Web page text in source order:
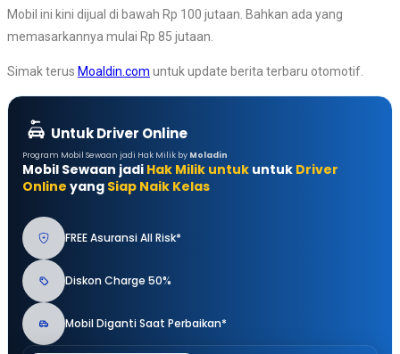
Mobil ini kini dijual di bawah Rp 100 jutaan. Bahkan ada yang
memasarkannya mulai Rp 85 jutaan.
Simak terus Moaldin.com untuk update berita terbaru otomotif.
Untuk Driver Online
Program Mobil Sewaan jadi Hak Milik by Moladin
Mobil Sewaan jadi Hak Milik untuk untuk Driver
Online yang Siap Naik Kelas
FREE Asuransi All Risk*
Diskon Charge 50%
Mobil Diganti Saat Perbaikan*